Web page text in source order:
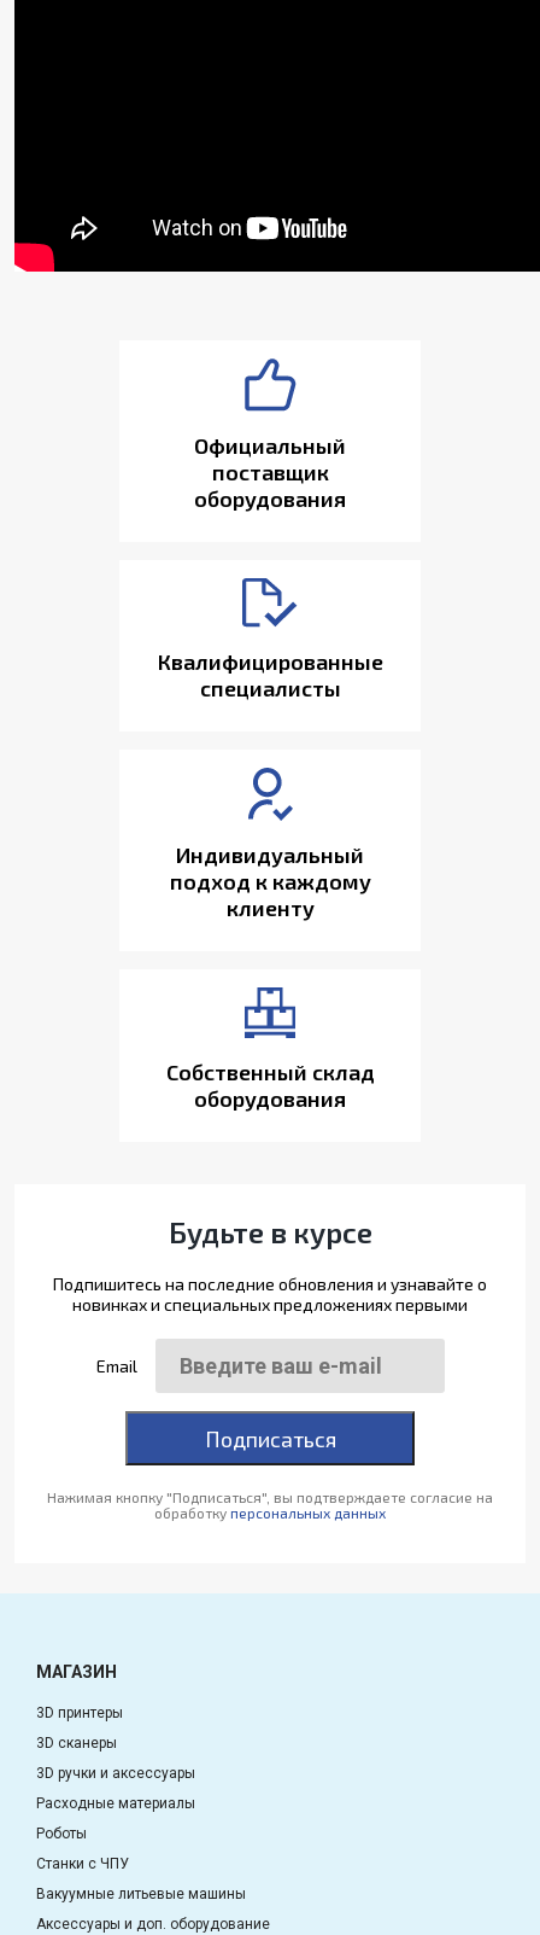
Официальный
поставщик
оборудования
Квалифицированные
специалисты
Индивидуальный
подход к каждому
клиенту
Собственный склад
оборудования
Будьте в курсе
Подпишитесь на последние обновления и узнавайте о
новинках и специальных предложениях первыми
Email
Подписаться
Нажимая кнопку "Подписаться", вы подтверждаете согласие на
обработку персональных данных
МАГАЗИН
3D принтеры
3D сканеры
3D ручки и аксессуары
Расходные материалы
Роботы
Станки с ЧПУ
Вакуумные литьевые машины
Аксессуары и доп. оборудование